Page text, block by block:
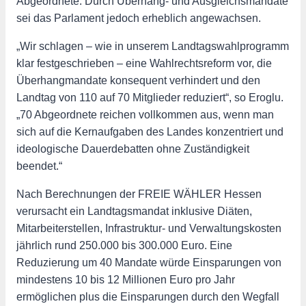
sei das Parlament jedoch erheblich angewachsen.
„Wir schlagen – wie in unserem Landtagswahlprogramm
klar festgeschrieben – eine Wahlrechtsreform vor, die
Überhangmandate konsequent verhindert und den
Landtag von 110 auf 70 Mitglieder reduziert“, so Eroglu.
„70 Abgeordnete reichen vollkommen aus, wenn man
sich auf die Kernaufgaben des Landes konzentriert und
ideologische Dauerdebatten ohne Zuständigkeit
beendet.“
Nach Berechnungen der FREIE WÄHLER Hessen
verursacht ein Landtagsmandat inklusive Diäten,
Mitarbeiterstellen, Infrastruktur- und Verwaltungskosten
jährlich rund 250.000 bis 300.000 Euro. Eine
Reduzierung um 40 Mandate würde Einsparungen von
mindestens 10 bis 12 Millionen Euro pro Jahr
ermöglichen plus die Einsparungen durch den Wegfall